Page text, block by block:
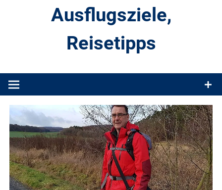
Ausflugsziele,
Reisetipps
Produkttests und Buchrezensionen. Ein Blog für alle, die gern